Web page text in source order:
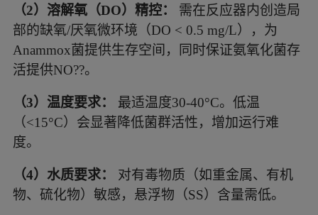
（2） 溶解氧（DO）精控：
需在反应器内创造局
部的缺氧/厌氧微环境（DO < 0.5 mg/L），为
Anammox菌提供生存空间，同时保证氨氧化菌存
活提供NO??。
（3） 温度要求：
最适温度30-40°C。低温
（<15°C）会显著降低菌群活性，增加运行难
度。
（4） 水质要求：
对有毒物质（如重金属、有机
物、硫化物）敏感，悬浮物（SS）含量需低。